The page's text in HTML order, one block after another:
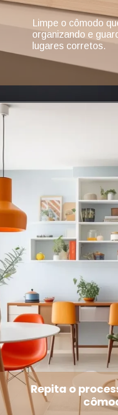
Limpe o cômodo
organizando e
lugares corretos.
Repita o